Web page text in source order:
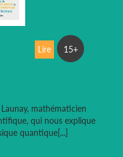
mathématicien
qui nous explique
quantique[...]
Lire 15+